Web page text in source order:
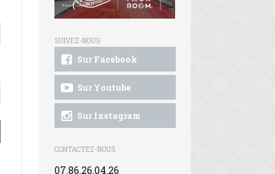
SUIVEZ-NOUS
Sur Facebook
Sur Youtube
Sur Instagram
CONTACTEZ-NOUS
07.86.26.04.26